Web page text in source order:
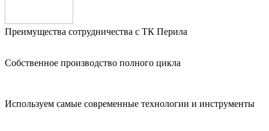
Преимущества сотрудничества с ТК Перила
Собственное производство полного цикла
Используем самые современные технологии и инструменты